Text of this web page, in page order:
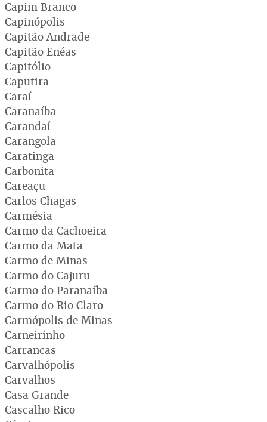
Capim Branco
Capinópolis
Capitão Andrade
Capitão Enéas
Capitólio
Caputira
Caraí
Caranaíba
Carandaí
Carangola
Caratinga
Carbonita
Careaçu
Carlos Chagas
Carmésia
Carmo da Cachoeira
Carmo da Mata
Carmo de Minas
Carmo do Cajuru
Carmo do Paranaíba
Carmo do Rio Claro
Carmópolis de Minas
Carneirinho
Carrancas
Carvalhópolis
Carvalhos
Casa Grande
Cascalho Rico